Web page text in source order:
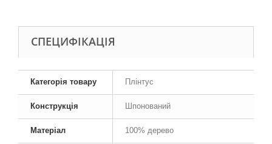
СПЕЦИФІКАЦІЯ
Категорія товару Плінтус
Конструкція Шпонований
Матеріал 100% дерево